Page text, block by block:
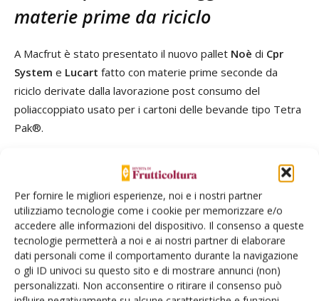
Per fornire le migliori esperienze, noi e i nostri partner
utilizziamo tecnologie come i cookie per memorizzare e/o
accedere alle informazioni del dispositivo. Il consenso a queste
tecnologie permetterà a noi e ai nostri partner di elaborare
dati personali come il comportamento durante la navigazione
o gli ID univoci su questo sito e di mostrare annunci (non)
personalizzati. Non acconsentire o ritirare il consenso può
materie prime da riciclo
A Macfrut è stato presentato il nuovo pallet Noè di Cpr
System e Lucart fatto con materie prime seconde da
riciclo derivate dalla lavorazione post consumo del
poliaccoppiato usato per i cartoni delle bevande tipo Tetra
Pak®.